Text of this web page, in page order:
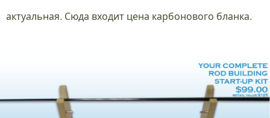
актуальная. Сюда входит цена карбонового бланка.